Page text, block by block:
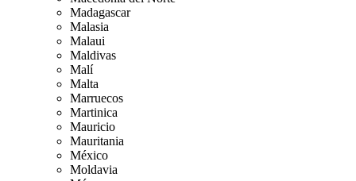
Madagascar
Malasia
Malaui
Maldivas
Malí
Malta
Marruecos
Martinica
Mauricio
Mauritania
México
Moldavia